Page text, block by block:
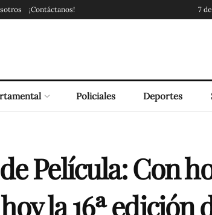
¡Contáctanos! 7
Policiales Deportes
Película: Con
la 16ª edición